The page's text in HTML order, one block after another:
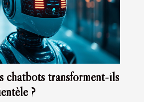
chatbots transforment-ils
?